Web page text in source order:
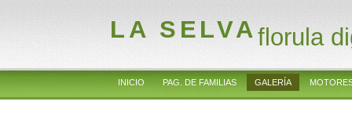
LA SELVAflorula
INICIO PAG. DE FAMILIAS GALERÍA